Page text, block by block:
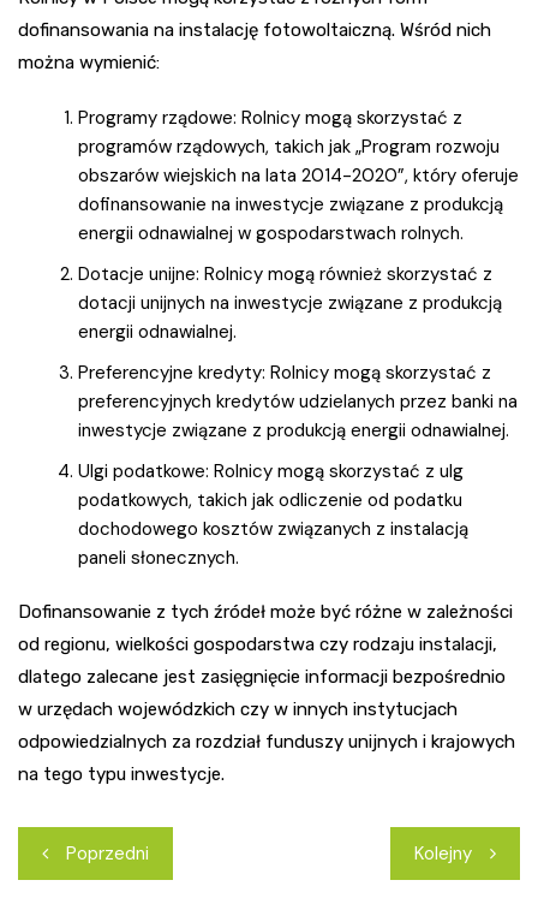
dofinansowania na instalację fotowoltaiczną. Wśród nich
można wymienić:
Programy rządowe: Rolnicy mogą skorzystać z
programów rządowych, takich jak „Program rozwoju
obszarów wiejskich na lata 2014-2020”, który oferuje
dofinansowanie na inwestycje związane z produkcją
energii odnawialnej w gospodarstwach rolnych.
Dotacje unijne: Rolnicy mogą również skorzystać z
dotacji unijnych na inwestycje związane z produkcją
energii odnawialnej.
Preferencyjne kredyty: Rolnicy mogą skorzystać z
preferencyjnych kredytów udzielanych przez banki na
inwestycje związane z produkcją energii odnawialnej.
Ulgi podatkowe: Rolnicy mogą skorzystać z ulg
podatkowych, takich jak odliczenie od podatku
dochodowego kosztów związanych z instalacją
paneli słonecznych.
Dofinansowanie z tych źródeł może być różne w zależności
od regionu, wielkości gospodarstwa czy rodzaju instalacji,
dlatego zalecane jest zasięgnięcie informacji bezpośrednio
w urzędach wojewódzkich czy w innych instytucjach
odpowiedzialnych za rozdział funduszy unijnych i krajowych
na tego typu inwestycje.
Nawigacja
Poprzedni Kolejny